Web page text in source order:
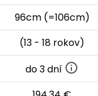
96cm (=106cm)
(13 - 18 rokov)
do 3 dní